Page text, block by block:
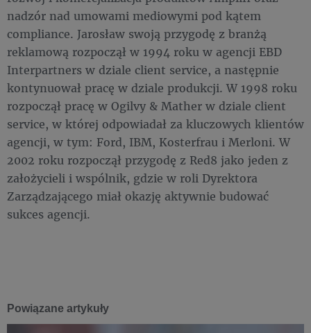
nadzór nad umowami mediowymi pod kątem
compliance. Jarosław swoją przygodę z branżą
reklamową rozpoczął w 1994 roku w agencji EBD
Interpartners w dziale client service, a następnie
kontynuował pracę w dziale produkcji. W 1998 roku
rozpoczął pracę w Ogilvy & Mather w dziale client
service, w której odpowiadał za kluczowych klientów
agencji, w tym: Ford, IBM, Kosterfrau i Merloni. W
2002 roku rozpoczął przygodę z Red8 jako jeden z
założycieli i wspólnik, gdzie w roli Dyrektora
Zarządzającego miał okazję aktywnie budować
sukces agencji.
Powiązane artykuły